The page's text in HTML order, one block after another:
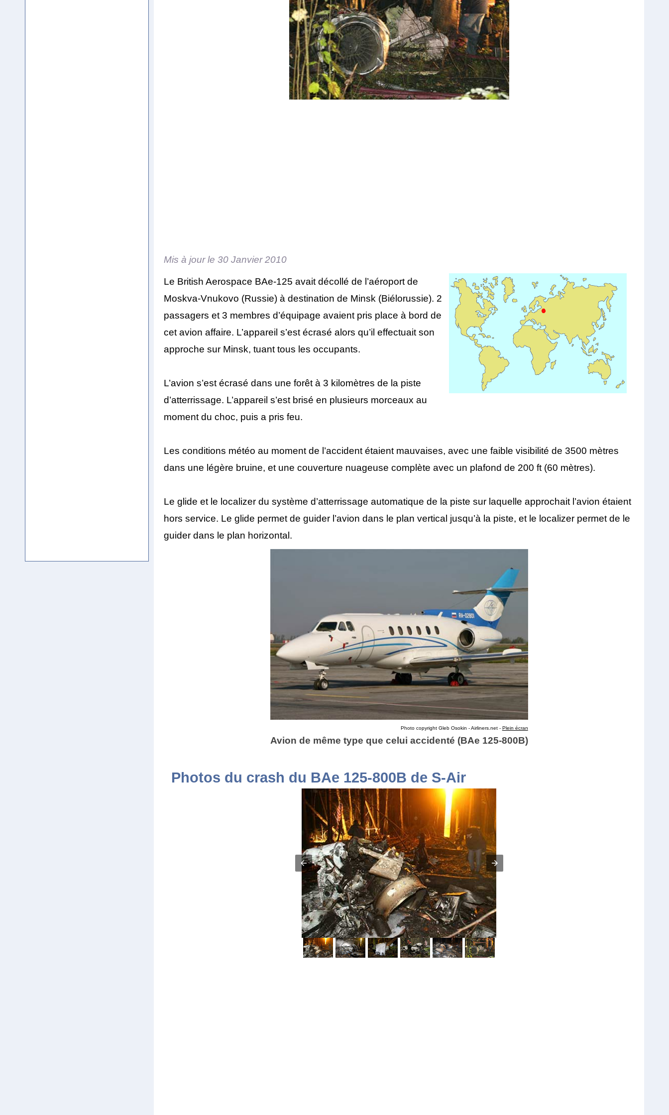
Mis à jour le30 Janvier 2010
Le British Aerospace BAe-125 avait décollé de l’aéroport de
Moskva-Vnukovo (Russie) à destination de Minsk (Biélorussie). 2
passagers et 3 membres d’équipage avaient pris place à bord de
cet avion affaire. L’appareil s’est écrasé alors qu’il effectuait son
approche sur Minsk, tuant tous les occupants.
L’avion s’est écrasé dans une forêt à 3 kilomètres de la piste
d’atterrissage. L’appareil s’est brisé en plusieurs morceaux au
moment du choc, puis a pris feu.
Les conditions météo au moment de l’accident étaient mauvaises, avec une faible visibilité de 3500 mètres
dans une légère bruine, et une couverture nuageuse complète avec un plafond de 200 ft (60 mètres).
Le glide et le localizer du système d’atterrissage automatique de la piste sur laquelle approchait l’avion étaient
hors service. Le glide permet de guider l’avion dans le plan vertical jusqu’à la piste, et le localizer permet de le
guider dans le plan horizontal.
Photo copyright Gleb Osokin - Airliners.net - Plein écran
Avion de même type que celui accidenté (BAe 125-800B)
Photos du crash du BAe 125-800B de S-Air